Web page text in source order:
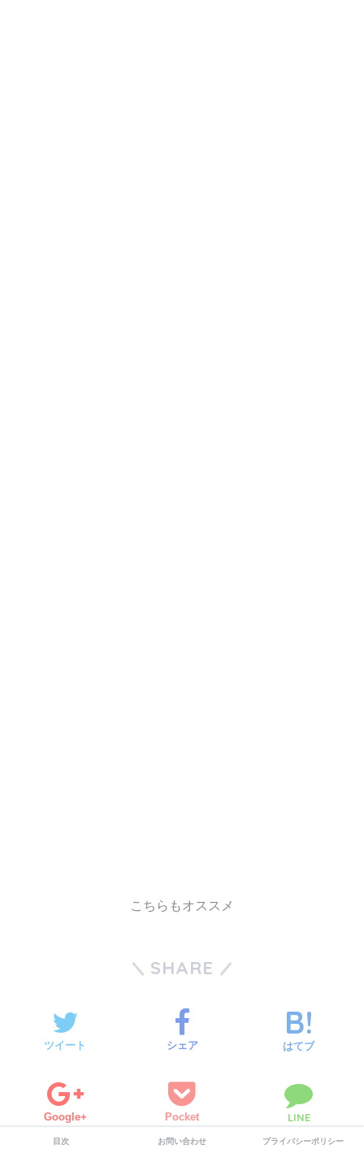
こちらもオススメ
SHARE
ツイート シェア はてブ
Google+ Pocket LINE
目次 お問い合わせ プライバシーポリシー